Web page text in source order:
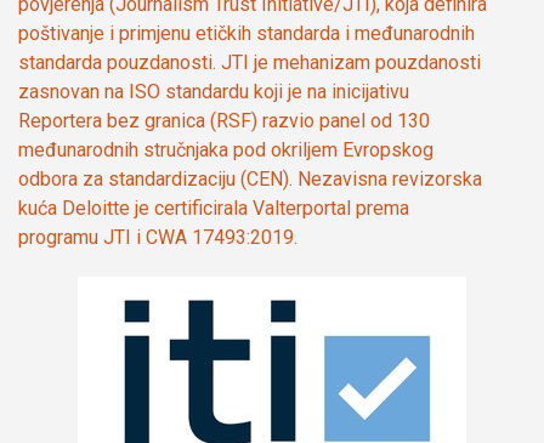
poštivanje i primjenu etičkih standarda i međunarodnih
standarda pouzdanosti. JTI je mehanizam pouzdanosti
zasnovan na ISO standardu koji je na inicijativu
Reportera bez granica (RSF) razvio panel od 130
međunarodnih stručnjaka pod okriljem Evropskog
odbora za standardizaciju (CEN). Nezavisna revizorska
kuća Deloitte je certificirala Valterportal prema
programu JTI i CWA 17493:2019.